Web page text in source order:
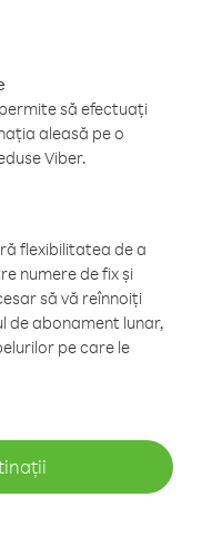
să efectuați
aleasă pe o
Viber.
flexibilitatea de a
numere de fix și
să vă reînnoiți
de abonament lunar,
pe care le